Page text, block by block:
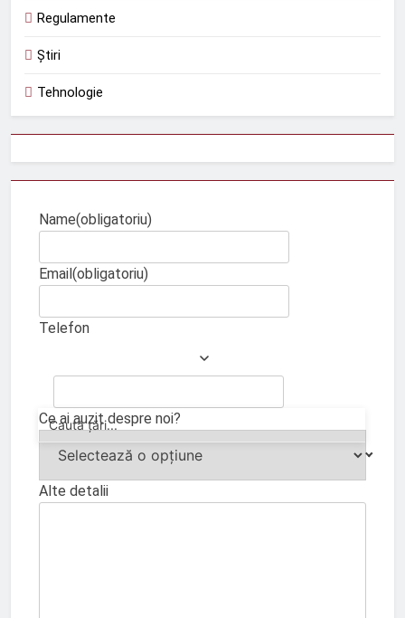
Regulamente
Știri
Tehnologie
Name(obligatoriu)
Email(obligatoriu)
Telefon
Ce ai auzit despre noi?
Alte detalii